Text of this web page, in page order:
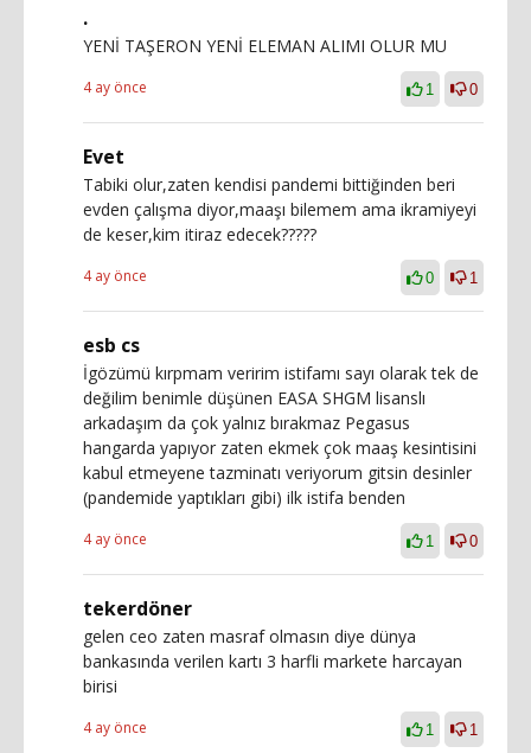
.
YENİ TAŞERON YENİ ELEMAN ALIMI OLUR MU
4 ay önce 1 0
Evet
Tabiki olur,zaten kendisi pandemi bittiğinden beri
evden çalışma diyor,maaşı bilemem ama ikramiyeyi
de keser,kim itiraz edecek?????
4 ay önce 0 1
esb cs
İgözümü kırpmam veririm istifamı sayı olarak tek de
değilim benimle düşünen EASA SHGM lisanslı
arkadaşım da çok yalnız bırakmaz Pegasus
hangarda yapıyor zaten ekmek çok maaş kesintisini
kabul etmeyene tazminatı veriyorum gitsin desinler
(pandemide yaptıkları gibi) ilk istifa benden
4 ay önce 1 0
tekerdöner
gelen ceo zaten masraf olmasın diye dünya
bankasında verilen kartı 3 harfli markete harcayan
birisi
4 ay önce 1 1